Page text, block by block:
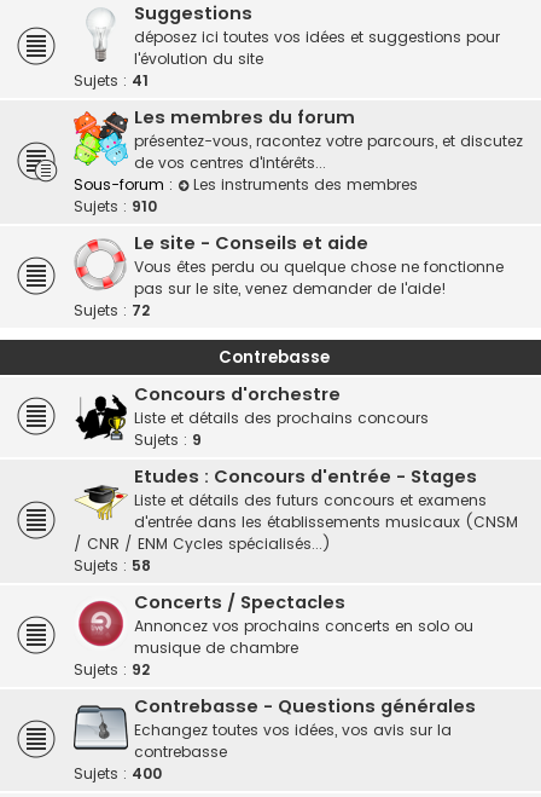
Suggestions
déposez ici toutes vos idées et suggestions pour
l'évolution du site
Sujets : 41
Les membres du forum
présentez-vous, racontez votre parcours, et discutez
de vos centres d'intérêts...
Sous-forum :
Les instruments des membres
Sujets : 910
Le site - Conseils et aide
Vous êtes perdu ou quelque chose ne fonctionne
pas sur le site, venez demander de l'aide!
Sujets : 72
Contrebasse
Concours d'orchestre
Liste et détails des prochains concours
Sujets : 9
Etudes : Concours d'entrée - Stages
Liste et détails des futurs concours et examens
d'entrée dans les établissements musicaux (CNSM
/ CNR / ENM Cycles spécialisés...)
Sujets : 58
Concerts / Spectacles
Annoncez vos prochains concerts en solo ou
musique de chambre
Sujets : 92
Contrebasse - Questions générales
Echangez toutes vos idées, vos avis sur la
contrebasse
Sujets : 400